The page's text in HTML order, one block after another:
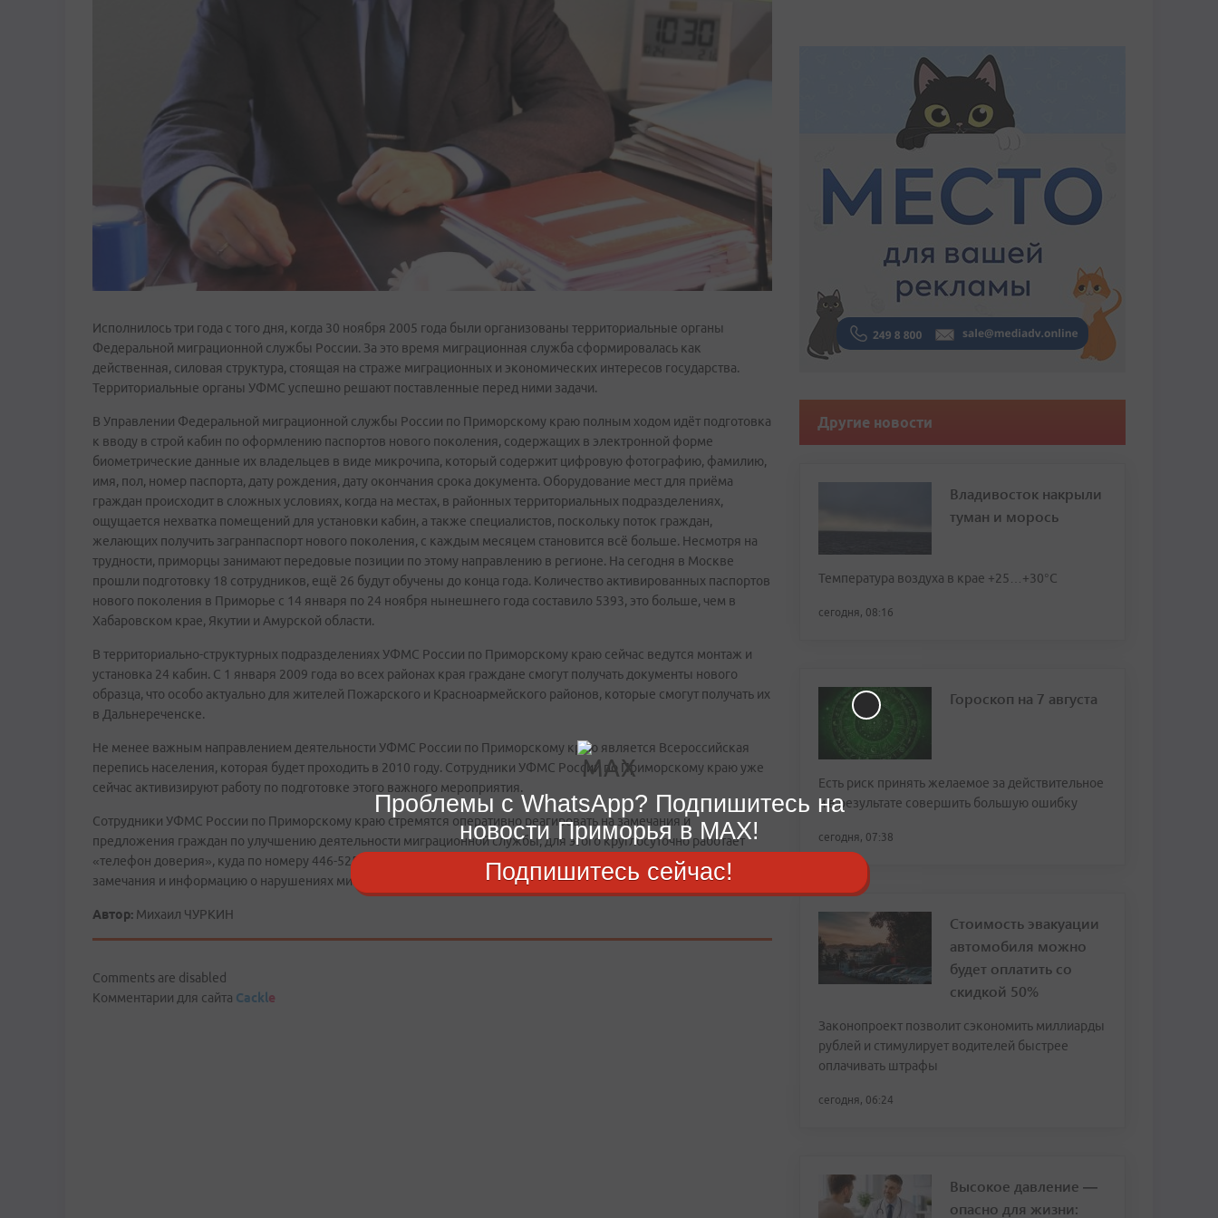
Исполнилось три года с того дня, когда 30 ноября 2005 года были организованы территориальные органы
Федеральной миграционной службы России. За это время миграционная служба сформировалась как
действенная, силовая структура, стоящая на страже миграционных и экономических интересов государства.
Территориальные органы УФМС успешно решают поставленные перед ними задачи.
В Управлении Федеральной миграционной службы России по Приморскому краю полным ходом идёт подготовка
к вводу в строй кабин по оформлению паспортов нового поколения, содержащих в электронной форме
биометрические данные их владельцев в виде микрочипа, который содержит цифровую фотографию, фамилию,
имя, пол, номер паспорта, дату рождения, дату окончания срока документа. Оборудование мест для приёма
граждан происходит в сложных условиях, когда на местах, в районных территориальных подразделениях,
ощущается нехватка помещений для установки кабин, а также специалистов, поскольку поток граждан,
желающих получить загранпаспорт нового поколения, с каждым месяцем становится всё больше. Несмотря на
трудности, приморцы занимают передовые позиции по этому направлению в регионе. На сегодня в Москве
прошли подготовку 18 сотрудников, ещё 26 будут обучены до конца года. Количество активированных паспортов
нового поколения в Приморье с 14 января по 24 ноября нынешнего года составило 5393, это больше, чем в
Хабаровском крае, Якутии и Амурской области.
В территориально-структурных подразделениях УФМС России по Приморскому краю сейчас ведутся монтаж и
установка 24 кабин. С 1 января 2009 года во всех районах края граждане смогут получать документы нового
образца, что особо актуально для жителей Пожарского и Красноармейского районов, которые смогут получать их
в Дальнереченске.
Не менее важным направлением деятельности УФМС России по Приморскому краю является Всероссийская
перепись населения, которая будет проходить в 2010 году. Сотрудники УФМС России по Приморскому краю уже
сейчас активизируют работу по подготовке этого важного мероприятия.
Сотрудники УФМС России по Приморскому краю стремятся оперативно реагировать на замечания и
предложения граждан по улучшению деятельности миграционной службы; для этого круглосуточно работает
«телефон доверия», куда по номеру 446-525 может позвонить каждый желающий и внести предложения,
замечания и информацию о нарушениях миграционного законодательства.
Автор: Михаил ЧУРКИН
Comments are disabled
Комментарии для сайта Cackle
Другие новости
Владивосток накрыли
туман и морось
Температура воздуха в крае +25…+30°C
сегодня, 08:16
Гороскоп на 7 августа
Есть риск принять желаемое за действительное
и в результате совершить большую ошибку
сегодня, 07:38
Стоимость эвакуации
автомобиля можно
будет оплатить со
скидкой 50%
Законопроект позволит сэкономить миллиарды
рублей и стимулирует водителей быстрее
оплачивать штрафы
сегодня, 06:24
Высокое давление —
опасно для жизни:
Проблемы с WhatsApp? Подпишитесь на
новости Приморья в MAX!
Подпишитесь сейчас!